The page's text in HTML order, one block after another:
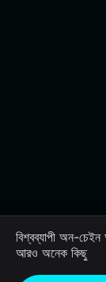
বিশ্বব্যাপী অন-
আরও অনেক কিছু